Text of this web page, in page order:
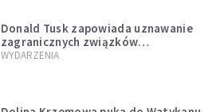
Donald Tusk zapowiada uznawanie
zagranicznych związków
jednopłciowych. "Państwo oblało ten
WYDARZENIA